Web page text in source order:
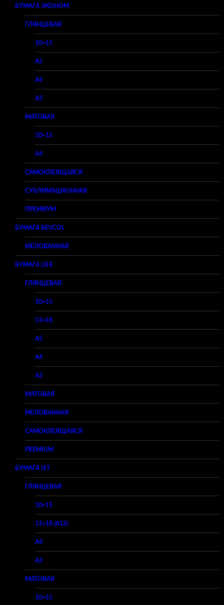
БУМАГА ЭКОНОМ
ГЛЯНЦЕВАЯ
10×15
A5
A4
A3
МАТОВАЯ
10×15
A4
САМОКЛЕЯЩАЯСЯ
СУБЛИМАЦИОННАЯ
ПРЕМИУМ
БУМАГА REVCOL
МЕЛОВАННАЯ
БУМАГА LIFE
ГЛЯНЦЕВАЯ
10×15
13×18
A5
A4
A3
МАТОВАЯ
МЕЛОВАННАЯ
САМОКЛЕЯЩАЯСЯ
PREMIUM
БУМАГА IST
ГЛЯНЦЕВАЯ
10×15
13×18 (A12)
A4
A3
МАТОВАЯ
10×15